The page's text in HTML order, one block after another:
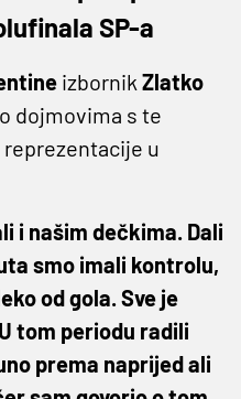
SP-a
izbornik Zlatko
dojmovima s te
u
i našim dečkima. Dali
smo imali kontrolu,
od gola. Sve je
tom periodu radili
prema naprijed ali